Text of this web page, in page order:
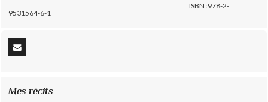
ISBN :978-2-
9531564-6-1
Mes récits